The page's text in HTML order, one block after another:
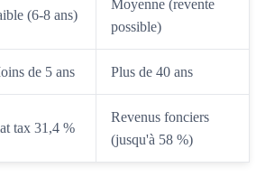
(6-8 ans)
Moyenne (revente
possible)
de 5 ans Plus de 40 ans
tax 31,4 %
Revenus fonciers
(jusqu'à 58 %)